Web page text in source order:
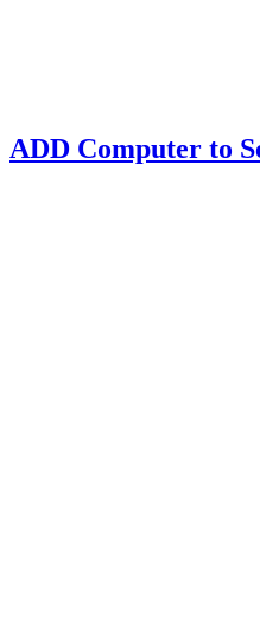
ADD Computer to